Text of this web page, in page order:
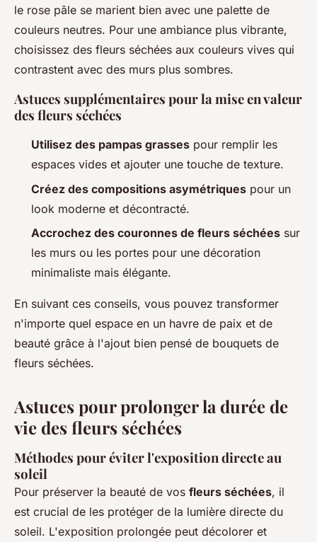
le rose pâle se marient bien avec une palette de
couleurs neutres. Pour une ambiance plus vibrante,
choisissez des fleurs séchées aux couleurs vives qui
contrastent avec des murs plus sombres.
Astuces supplémentaires pour la mise en valeur
des fleurs séchées
Utilisez des pampas grasses pour remplir les
espaces vides et ajouter une touche de texture.
Créez des compositions asymétriques pour un
look moderne et décontracté.
Accrochez des couronnes de fleurs séchées sur
les murs ou les portes pour une décoration
minimaliste mais élégante.
En suivant ces conseils, vous pouvez transformer
n'importe quel espace en un havre de paix et de
beauté grâce à l'ajout bien pensé de bouquets de
fleurs séchées.
Astuces pour prolonger la durée de
vie des fleurs séchées
Méthodes pour éviter l'exposition directe au
soleil
Pour préserver la beauté de vos fleurs séchées, il
est crucial de les protéger de la lumière directe du
soleil. L'exposition prolongée peut décolorer et